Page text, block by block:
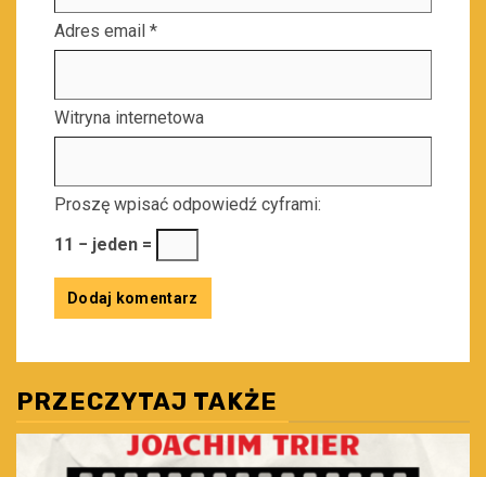
Adres email *
Witryna internetowa
Proszę wpisać odpowiedź cyframi:
11 − jeden =
PRZECZYTAJ TAKŻE